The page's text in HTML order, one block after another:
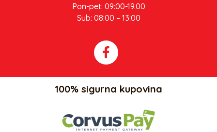
Pon-pet: 09:00-19.00
Sub: 08:00 – 13:00
100% sigurna kupovina